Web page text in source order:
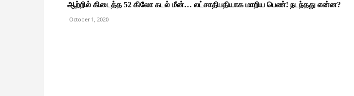
ஆற்றில் கிடைத்த 52 கிலோ கடல் மீன்… லட்சாதிபதியாக மாறிய பெண்! நடந்தது என்ன?
October 1, 2020